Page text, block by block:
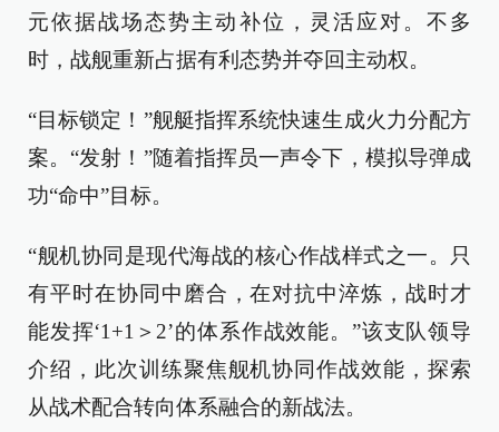
元依据战场态势主动补位，灵活应对。不多
时，战舰重新占据有利态势并夺回主动权。
“目标锁定！”舰艇指挥系统快速生成火力分配方
案。“发射！”随着指挥员一声令下，模拟导弹成
功“命中”目标。
“舰机协同是现代海战的核心作战样式之一。只
有平时在协同中磨合，在对抗中淬炼，战时才
能发挥‘1+1＞2’的体系作战效能。”该支队领导
介绍，此次训练聚焦舰机协同作战效能，探索
从战术配合转向体系融合的新战法。